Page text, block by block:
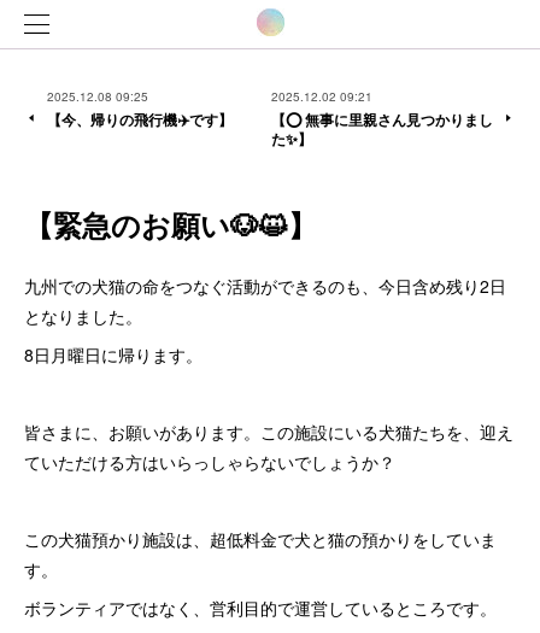
2025.12.08 09:25
【今、帰りの飛行機✈️です】
2025.12.02 09:21
【⭕️ 無事に里親さん見つかりまし
た✨】
【緊急のお願い🐶😺】
九州での犬猫の命をつなぐ活動ができるのも、今日含め残り2日
となりました。
8日月曜日に帰ります。
皆さまに、お願いがあります。この施設にいる犬猫たちを、迎え
ていただける方はいらっしゃらないでしょうか？
この犬猫預かり施設は、超低料金で犬と猫の預かりをしていま
す。
ボランティアではなく、営利目的で運営しているところです。